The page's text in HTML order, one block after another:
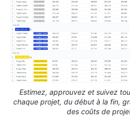
Estimez, approuvez et suivez
chaque projet, du début à la fin,
des coûts de